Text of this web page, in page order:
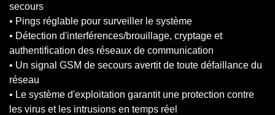
secours
• Pings réglable pour surveiller le système
• Détection d'interférences/brouillage, cryptage et
authentification des réseaux de communication
• Un signal GSM de secours avertit de toute défaillance du
réseau
• Le système d'exploitation garantit une protection contre
les virus et les intrusions en temps réel